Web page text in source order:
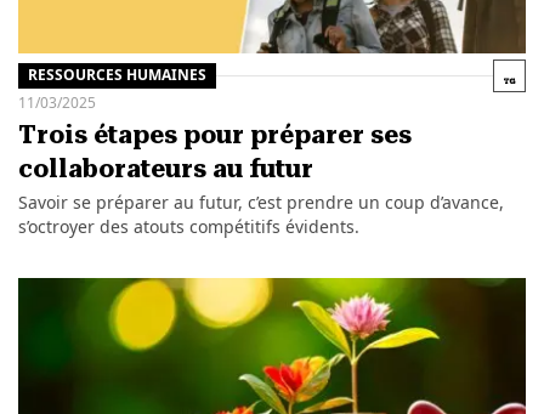
RESSOURCES HUMAINES
11/03/2025
Trois étapes pour préparer ses
collaborateurs au futur
Savoir se préparer au futur, c’est prendre un coup d’avance,
s’octroyer des atouts compétitifs évidents.